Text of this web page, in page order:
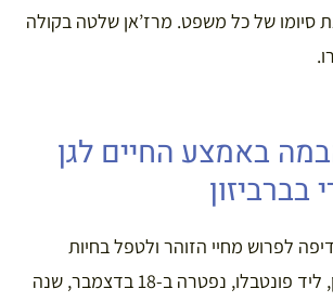
סיומו של כל משפט. מרז’אן שלטה בקולה
באמצע החיים לגן
בברביזון
לפרוש מחיי הזוהר ולטפל בחיות
באחוזתה בברביזון, ליד פונטבלו, נפטרה ב-18 בדצמבר, שנה